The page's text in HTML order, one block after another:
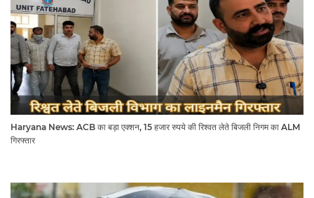
Haryana News: ACB का बड़ा एक्शन, 15 हजार रुपये की रिश्वत लेते बिजली निगम का ALM
गिरफ्तार